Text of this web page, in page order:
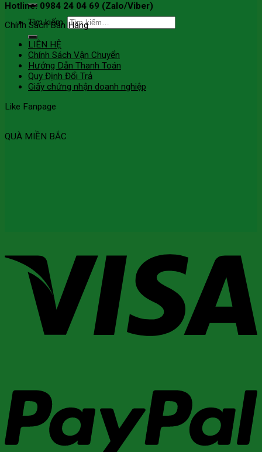
Tìm kiếm:
Hotline: 0984 24 04 69 (Zalo/Viber)
Chính Sách Bán Hàng
LIÊN HỆ
Chính Sách Vận Chuyển
Hướng Dẫn Thanh Toán
Quy Định Đổi Trả
Giấy chứng nhận doanh nghiệp
Like Fanpage
QUÀ MIỀN BẮC